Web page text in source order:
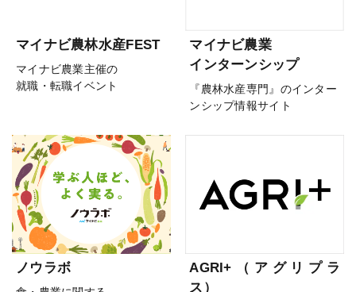
マイナビ農林水産FEST
マイナビ農業主催の
就職・転職イベント
マイナビ農業
インターンシップ
『農林水産専門』のインター
ンシップ情報サイト
ノウラボ
AGRI+（アグリプラ
ス）